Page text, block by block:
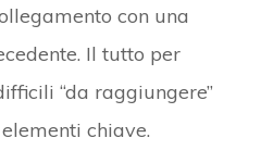
con una
Il tutto per
“da raggiungere”
chiave.